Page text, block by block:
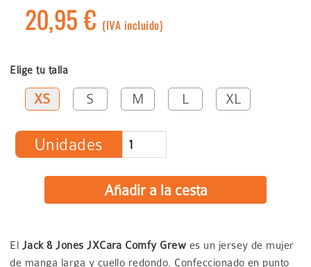
20,95 € (IVA incluido)
Elige tu talla
XS S M L XL
Unidades
El Jack & Jones JXCara Comfy Grew es un jersey de mujer
de manga larga y cuello redondo. Confeccionado en punto